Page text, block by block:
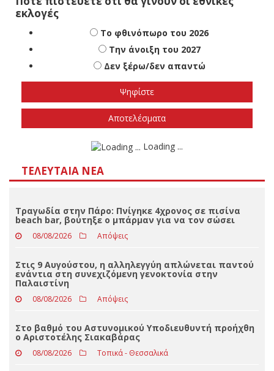
Δεν ξέρω/δεν απαντώ
Αποτελέσματα
Loading ...
Τραγωδία στην Πάρο: Πνίγηκε 4χρονος σε πισίνα
beach bar, βούτηξε ο μπάρμαν για να τον σώσει
08/08/2026 Απόψεις
Στις 9 Αυγούστου, η αλληλεγγύη απλώνεται παντού
ενάντια στη συνεχιζόμενη γενοκτονία στην
Παλαιστίνη
Απόψεις
Στο βαθμό του Αστυνομικού Υποδιευθυντή προήχθη
ο Αριστοτέλης Σιακαβάρας
08/08/2026 Τοπικά - Θεσσαλικά
Η Βιολέτα Ίκαρη και η Ορχήστρα των Τρικάλων
φέρνουν τη δική τους μαγεία στο festival Pyli
08/08/2026 Τοπικά - Θεσσαλικά